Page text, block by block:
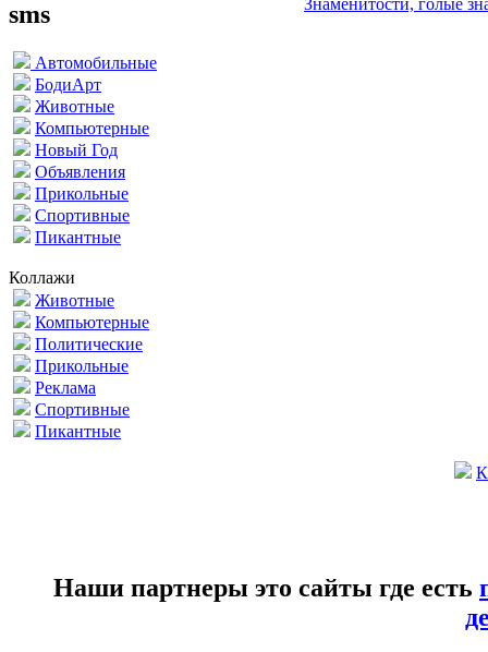
sms
Автомобильные
БодиАрт
Животные
Компьютерные
Новый Год
Объявления
Прикольные
Спортивные
Пикантные
Коллажи
Животные
Компьютерные
Политические
Прикольные
Реклама
Спортивные
Пикантные
Наши партнеры это сайты где есть